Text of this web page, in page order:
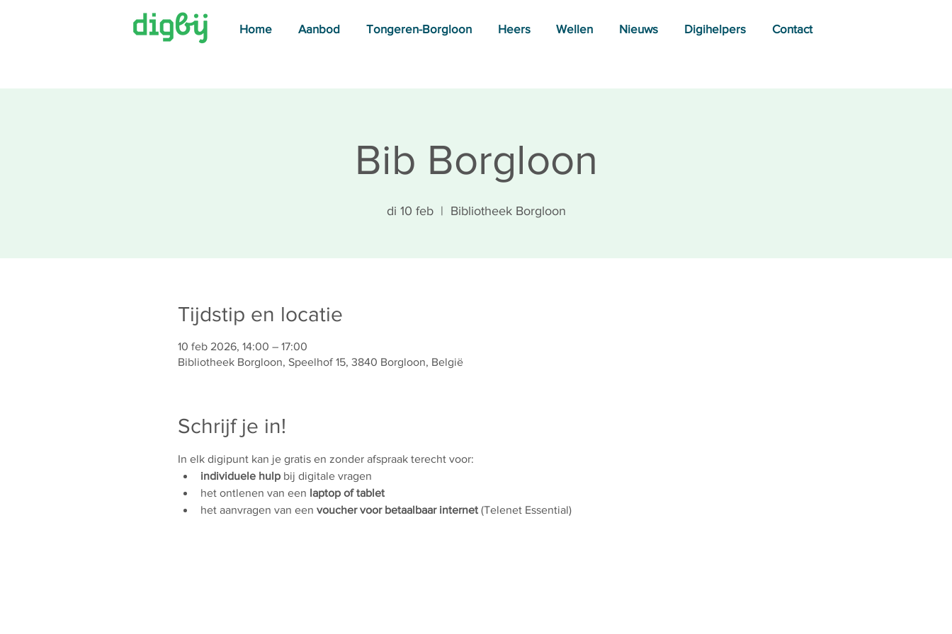
Home Aanbod Tongeren-Borgloon Heers Wellen Nieuws Digihelpers Contact
Bib Borgloon
di 10 feb
  |
Bibliotheek Borgloon
Tijdstip en locatie
10 feb 2026, 14:00 – 17:00
Bibliotheek Borgloon, Speelhof 15, 3840 Borgloon, België
Schrijf je in!
In elk digipunt kan je gratis en zonder afspraak terecht voor:
individuele hulp bij digitale vragen
het ontlenen van een laptop of tablet
het aanvragen van een voucher voor betaalbaar internet (Telenet Essential)